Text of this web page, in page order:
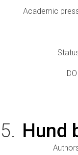
Academic
Hund